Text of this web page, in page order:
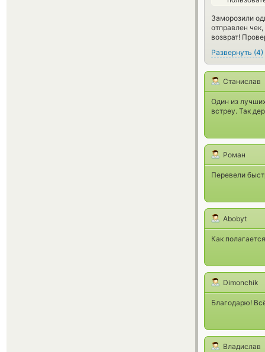
Заморозили
отправлен
возврат!
Развернуть (4)
Станислав
Один из
встреу. Так
Роман
Перевели
Abobyt
Как
Dimonchik
Благодарю!
Владислав